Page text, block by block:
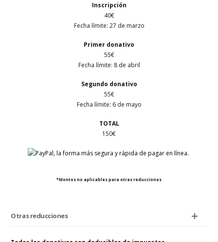
Inscripción
40€
Fecha límite: 27 de marzo
Primer donativo
55€
Fecha límite: 8 de abril
Segundo donativo
55€
Fecha límite: 6 de mayo
TOTAL
150€
*Montos no aplicables para otras reducciones
Otras reducciones